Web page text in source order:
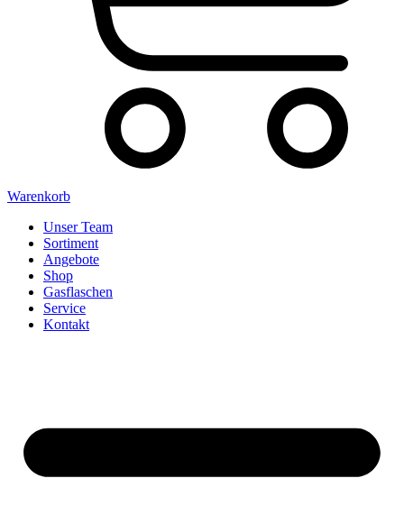
Warenkorb
Unser Team
Sortiment
Angebote
Shop
Gasflaschen
Service
Kontakt